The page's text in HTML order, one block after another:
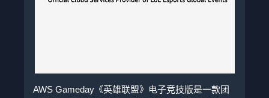
AWS Gameday《英雄联盟》电子竞技版是一款团